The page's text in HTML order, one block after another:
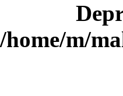
/home/m/